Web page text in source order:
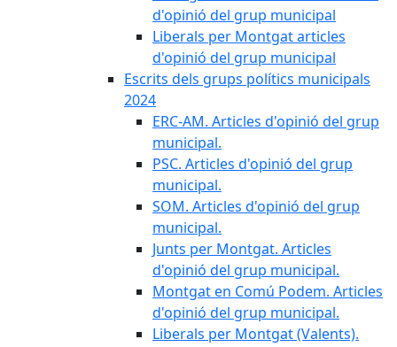
d'opinió del grup municipal
Liberals per Montgat articles
d'opinió del grup municipal
Escrits dels grups polítics municipals
2024
ERC-AM. Articles d'opinió del grup
municipal.
PSC. Articles d'opinió del grup
municipal.
SOM. Articles d'opinió del grup
municipal.
Junts per Montgat. Articles
d'opinió del grup municipal.
Montgat en Comú Podem. Articles
d'opinió del grup municipal.
Liberals per Montgat (Valents).